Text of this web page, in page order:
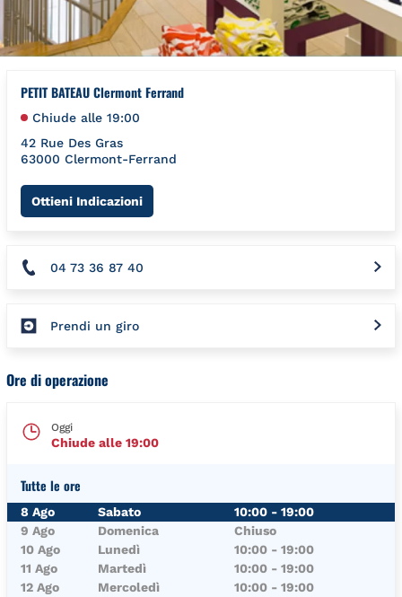
PETIT BATEAU Clermont Ferrand
Chiude alle 19:00
42 Rue Des Gras
63000 Clermont-Ferrand
Ottieni IndicazioniLink Opens in New Tab
04 73 36 87 40
Prendi un giro
Ore di operazione
Oggi
Chiude alle 19:00
Tutte le ore
Giorno della Settimana
8 Ago Sabato 10:00 - 19:00
9 Ago
Domenica
Chiuso
10 Ago
Lunedì 10:00 - 19:00
11 Ago
Martedì 10:00 - 19:00
12 Ago
Mercoledì 10:00 - 19:00